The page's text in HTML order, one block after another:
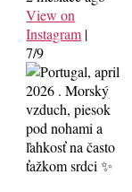
View on
Instagram |
7/9